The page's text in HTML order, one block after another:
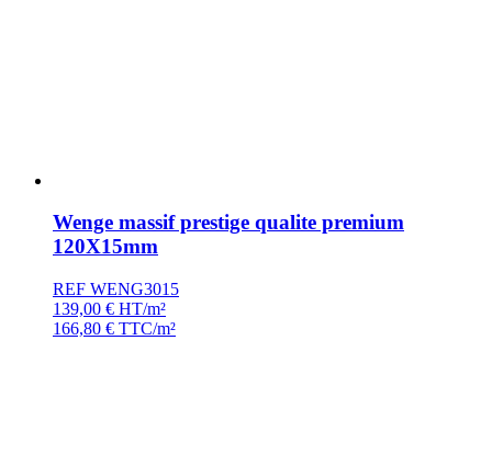
Wenge massif prestige qualite premium
120X15mm
REF WENG3015
139,00 € HT/m²
166,80 € TTC/m²